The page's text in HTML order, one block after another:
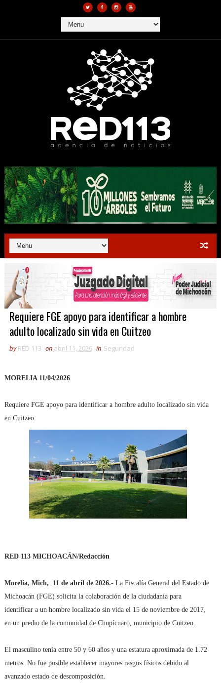
Requiere FGE apoyo para identificar a hombre
adulto localizado sin vida en Cuitzeo
by RED 113 on abril 11, 2026 in Seguridad
MORELIA 11/04/2026
Requiere FGE apoyo para identificar a hombre adulto localizado sin vida
en Cuitzeo
RED 113 MICHOACÁN/Redacción
Morelia, Mich, 11 de abril de 2026.-La Fiscalía General del Estado de
Michoacán (FGE) solicita la colaboración de la ciudadanía para
identificar a un hombre localizado sin vida el 15 de noviembre de 2017,
en un predio de la comunidad de Chupícuaro, municipio de Cuitzeo.
El masculino tenía entre 50 y 60 años y una estatura aproximada de 1.72
metros. No fue posible establecer mayores rasgos físicos debido al
avanzado estado de descomposición.